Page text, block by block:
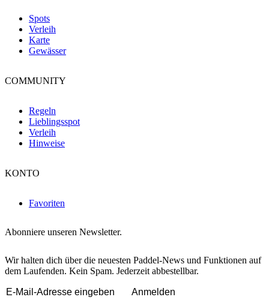
Spots
Verleih
Karte
Gewässer
COMMUNITY
Regeln
Lieblingsspot
Verleih
Hinweise
KONTO
Favoriten
Abonniere unseren Newsletter.
Wir halten dich über die neuesten Paddel-News und Funktionen auf
dem Laufenden. Kein Spam. Jederzeit abbestellbar.
Anmelden